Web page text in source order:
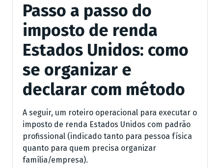
Passo a passo do
imposto de renda
Estados Unidos: como
se organizar e
declarar com método
A seguir, um roteiro operacional para executar o
imposto de renda Estados Unidos com padrão
profissional (indicado tanto para pessoa física
quanto para quem precisa organizar
família/empresa).